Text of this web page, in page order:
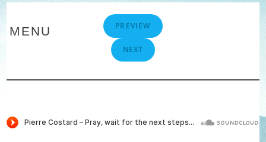
content
MENU PREVIEW
NEXT